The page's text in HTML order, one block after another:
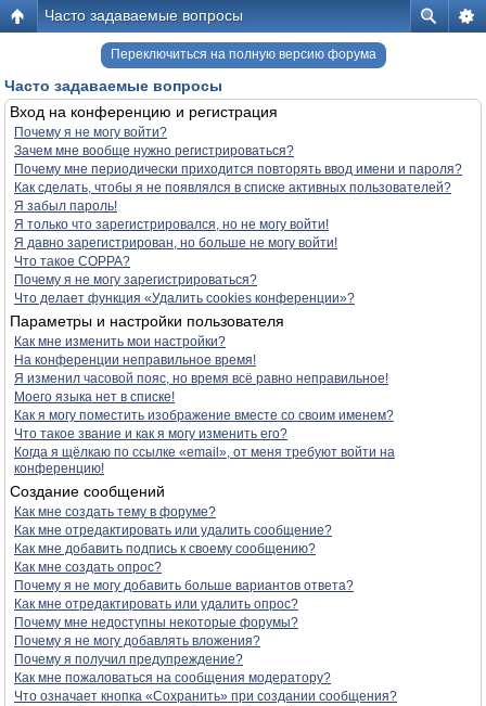
Часто задаваемые вопросы
Переключиться на полную версию форума
Часто задаваемые вопросы
Вход на конференцию и регистрация
Почему я не могу войти?
Зачем мне вообще нужно регистрироваться?
Почему мне периодически приходится повторять ввод имени и пароля?
Как сделать, чтобы я не появлялся в списке активных пользователей?
Я забыл пароль!
Я только что зарегистрировался, но не могу войти!
Я давно зарегистрирован, но больше не могу войти!
Что такое COPPA?
Почему я не могу зарегистрироваться?
Что делает функция «Удалить cookies конференции»?
Параметры и настройки пользователя
Как мне изменить мои настройки?
На конференции неправильное время!
Я изменил часовой пояс, но время всё равно неправильное!
Моего языка нет в списке!
Как я могу поместить изображение вместе со своим именем?
Что такое звание и как я могу изменить его?
Когда я щёлкаю по ссылке «email», от меня требуют войти на
конференцию!
Создание сообщений
Как мне создать тему в форуме?
Как мне отредактировать или удалить сообщение?
Как мне добавить подпись к своему сообщению?
Как мне создать опрос?
Почему я не могу добавить больше вариантов ответа?
Как мне отредактировать или удалить опрос?
Почему мне недоступны некоторые форумы?
Почему я не могу добавлять вложения?
Почему я получил предупреждение?
Как мне пожаловаться на сообщения модератору?
Что означает кнопка «Сохранить» при создании сообщения?